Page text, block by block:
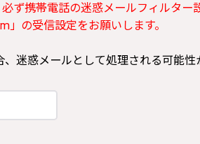
ず携帯電話の迷惑メールフィルター
の受信設定をお願いします。
迷惑メールとして処理される可能